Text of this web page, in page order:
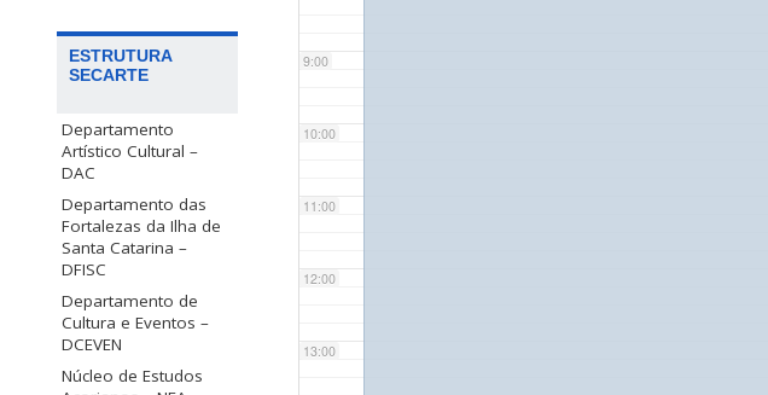
ESTRUTURA
SECARTE
Departamento
Artístico Cultural –
DAC
Departamento das
Fortalezas da Ilha de
Santa Catarina –
DFISC
Departamento de
Cultura e Eventos –
DCEVEN
Núcleo de Estudos
9:00
10:00
11:00
12:00
13:00